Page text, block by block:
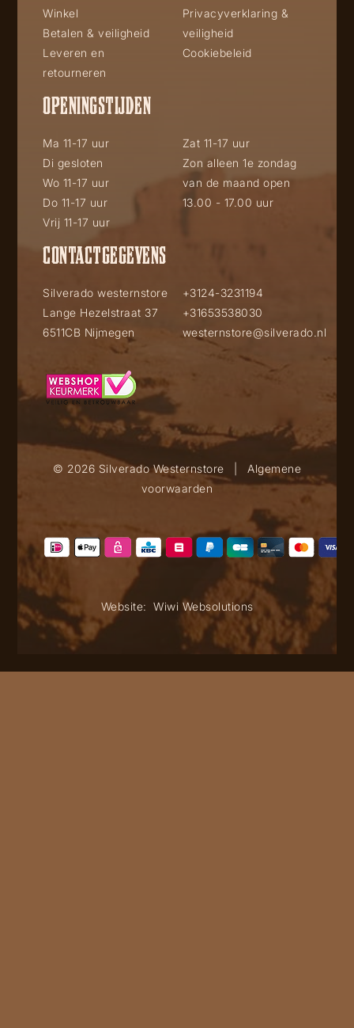
Winkel
Betalen & veiligheid
Leveren en
retourneren
Privacyverklaring &
veiligheid
Cookiebeleid
OPENINGSTIJDEN
Ma 11-17 uur
Di gesloten
Wo 11-17 uur
Do 11-17 uur
Vrij 11-17 uur
Zat 11-17 uur
Zon alleen 1e zondag
van de maand open
13.00 - 17.00 uur
CONTACTGEGEVENS
Silverado westernstore
Lange Hezelstraat 37
6511CB Nijmegen
+3124-3231194
+31653538030
westernstore@silverado.nl
© 2026 Silverado Westernstore
Algemene
voorwaarden
Website: Wiwi Websolutions